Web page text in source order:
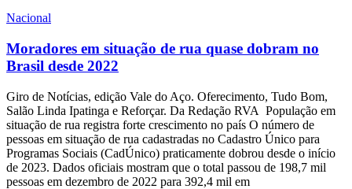
Nacional
Moradores em situação de rua quase dobram no
Brasil desde 2022
Giro de Notícias, edição Vale do Aço. Oferecimento, Tudo Bom,
Salão Linda Ipatinga e Reforçar. Da Redação RVA População em
situação de rua registra forte crescimento no país O número de
pessoas em situação de rua cadastradas no Cadastro Único para
Programas Sociais (CadÚnico) praticamente dobrou desde o início
de 2023. Dados oficiais mostram que o total passou de 198,7 mil
pessoas em dezembro de 2022 para 392,4 mil em